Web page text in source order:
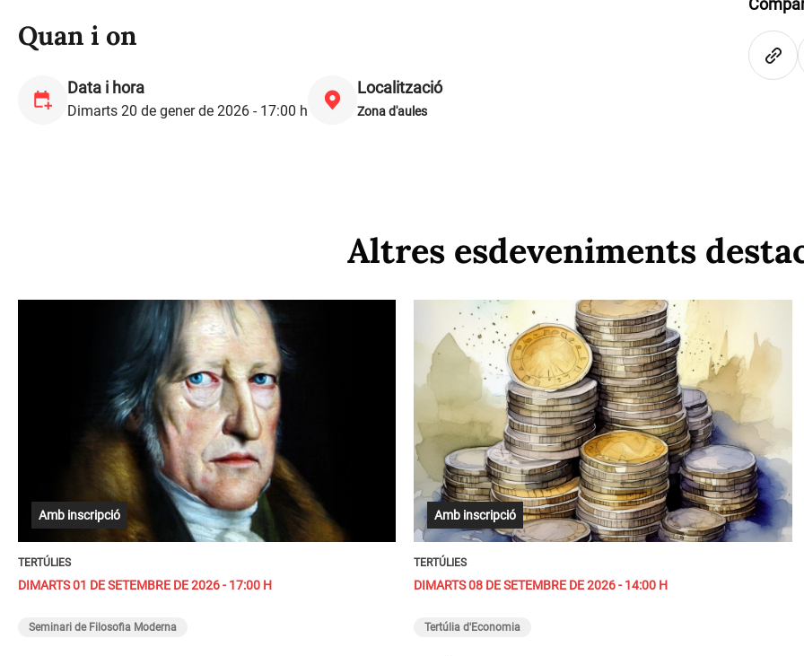
Quan i on
Data i hora
Dimarts 20 de gener de 2026 - 17:00 h
Localització
Zona d'aules
Altres esdeveniments
Amb inscripció
TERTÚLIES
DIMARTS 01 DE SETEMBRE DE 2026 - 17:00 H
Seminari de Filosofia Moderna
Amb inscripció
TERTÚLIES
DIMARTS 08 DE SETEMBRE DE 2026 - 14:00 H
Tertúlia d'Economia